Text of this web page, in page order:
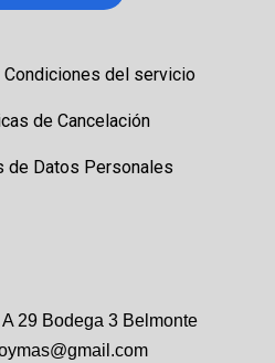
Condiciones del servicio
de Cancelación
de Datos Personales
29 Bodega 3 Belmonte